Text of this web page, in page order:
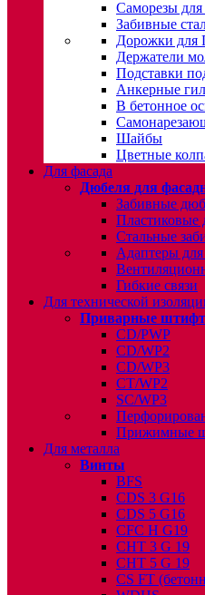
Саморезы для
Забивные
Дорожки
Держатели
Подставки
Анкерные
В бетонное
Шайбы
Цветные
Для фасада
Дюбеля для
Забивные
Пластиковые
Стальные
Адаптеры для
Гибкие связи
Для технической
Приварные
CD/PWP
CD/WP2
CD/WP3
CT/WP2
SC/WP3
Прижимные
Для металла
Винты
BFS
CDS 3 G16
CDS 5 G16
CFC H G19
CHT 3 G 19
CHT 5 G 19
CS FT